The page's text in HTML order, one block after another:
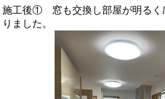
施工後① 窓も交換し部屋が明るく
りました。